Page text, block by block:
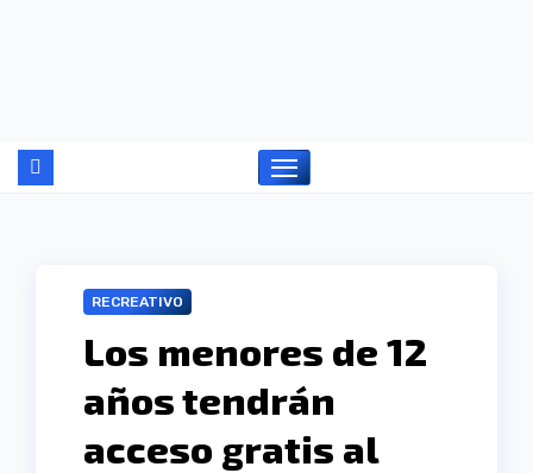
RECREATIVO
Los menores de 12
años tendrán
acceso gratis al